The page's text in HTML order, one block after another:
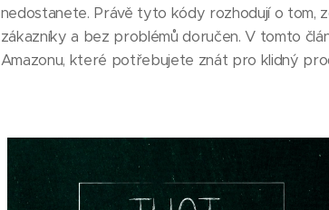
nedostanete. Právě tyto kódy rozhodují o tom,
zákazníky a bez problémů doručen. V tomto
Amazonu, které potřebujete znát pro klidný